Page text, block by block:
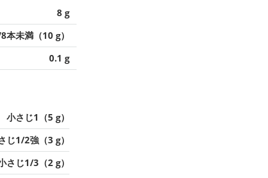
8 g
本未満（10 g）
0.1 g
小さじ1（5 g）
じ1/2強（3 g）
さじ1/3（2 g）